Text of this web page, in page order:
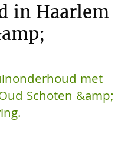
in Haarlem
met
Schoten &amp;